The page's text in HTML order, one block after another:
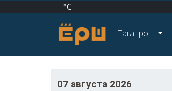
°C
Таганрог
07 августа 2026